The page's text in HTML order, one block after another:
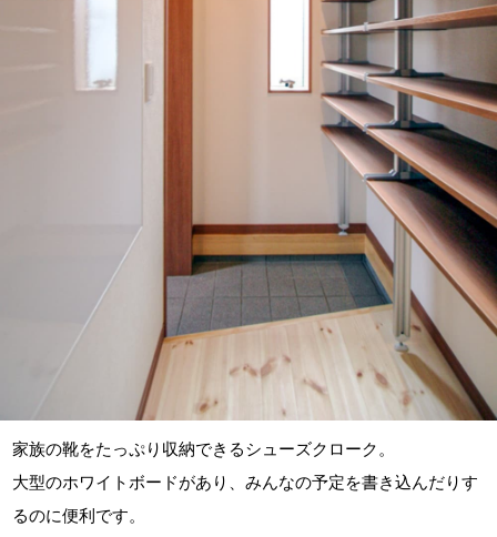
家族の靴をたっぷり収納できるシューズクローク。
大型のホワイトボードがあり、みんなの予定を書き込んだりす
るのに便利です。